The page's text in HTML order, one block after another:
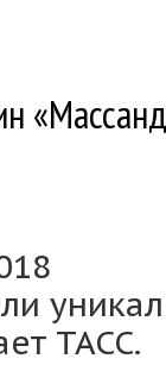
ТАСС.